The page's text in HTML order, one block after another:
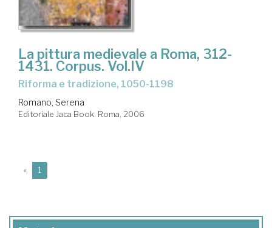
La pittura medievale a Roma, 312-
1431. Corpus. Vol.IV
Riforma e tradizione, 1050-1198
Romano, Serena
Editoriale Jaca Book. Roma, 2006
« 1